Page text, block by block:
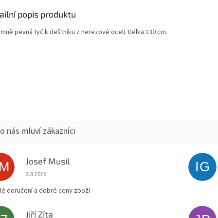
popis produktu
pevná tyč k deštníku z nerezové oceli. Délka 130 cm.
Josef Musil
Hodnocení obchodu je 5 z 5 hvězdiček.
2.8.2026
doručení a dobré ceny zboží
IG
Jiří Zíta